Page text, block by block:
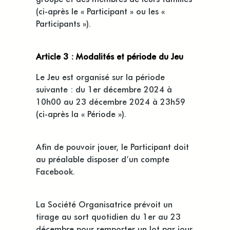
(ci-après le « Participant » ou les «
Participants »).
Article 3 : Modalités et période du Jeu
Le Jeu est organisé sur la période
suivante : du 1er décembre 2024 à
10h00 au 23 décembre 2024 à 23h59
(ci-après la « Période »).
Afin de pouvoir jouer, le Participant doit
au préalable disposer d’un compte
Facebook.
La Société Organisatrice prévoit un
tirage au sort quotidien du 1er au 23